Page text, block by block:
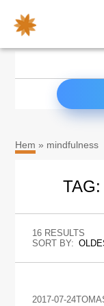
Hem » mindfulness
16 RESULTS
SORT BY:
2017-07-24